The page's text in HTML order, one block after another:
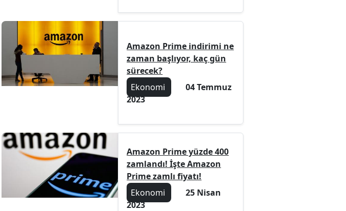
Amazon Prime indirimi ne
zaman başlıyor, kaç gün
sürecek?
Ekonomi
04 Temmuz
2023
Amazon Prime yüzde 400
zamlandı! İşte Amazon
Prime zamlı fiyatı!
Ekonomi
25 Nisan
2023